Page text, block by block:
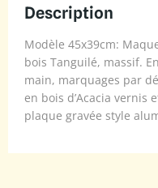
Description
Modèle 45x39cm:
bois Tanguilé, massif.
main, marquages par
en bois d’Acacia vernis
plaque gravée style